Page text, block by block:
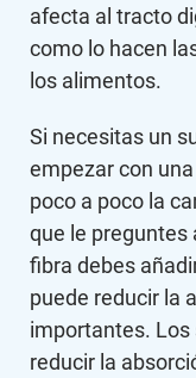
afecta al tracto
como lo hacen
los alimentos.
Si necesitas un
empezar con
poco a poco la
que le
fibra debes
puede reducir la
importantes.
reducir la